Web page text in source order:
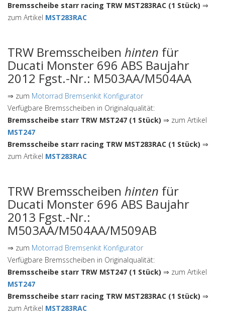
Bremsscheibe starr racing TRW MST283RAC (1 Stück) ⇒
zum Artikel MST283RAC
TRW Bremsscheiben hinten für
Ducati Monster 696 ABS Baujahr
2012 Fgst.-Nr.: M503AA/M504AA
⇒ zum Motorrad Bremsenkit Konfigurator
Verfügbare Bremsscheiben in Originalqualität:
Bremsscheibe starr TRW MST247 (1 Stück) ⇒ zum Artikel
MST247
Bremsscheibe starr racing TRW MST283RAC (1 Stück) ⇒
zum Artikel MST283RAC
TRW Bremsscheiben hinten für
Ducati Monster 696 ABS Baujahr
2013 Fgst.-Nr.:
M503AA/M504AA/M509AB
⇒ zum Motorrad Bremsenkit Konfigurator
Verfügbare Bremsscheiben in Originalqualität:
Bremsscheibe starr TRW MST247 (1 Stück) ⇒ zum Artikel
MST247
Bremsscheibe starr racing TRW MST283RAC (1 Stück) ⇒
zum Artikel MST283RAC